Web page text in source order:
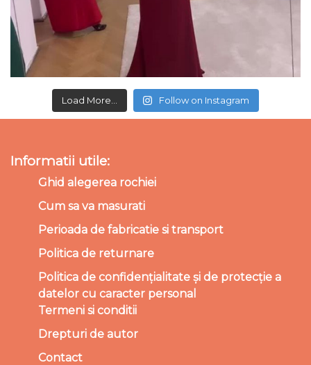
Load More... Follow on Instagram
Informatii utile:
Ghid alegerea rochiei
Cum sa va masurati
Perioada de fabricatie si transport
Politica de returnare
Politica de confidențialitate și de protecție a
datelor cu caracter personal
Termeni si conditii
Drepturi de autor
Contact